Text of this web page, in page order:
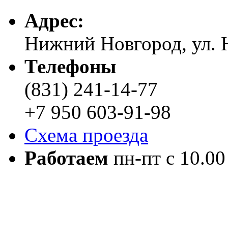
Адреc:
Нижний Новгород, ул.
Телефоны
(831) 241-14-77
+7 950 603-91-98
Схема проезда
Работаем пн-пт с